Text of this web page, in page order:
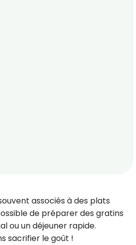
associés à des plats
de préparer des gratins
ou un déjeuner rapide.
sacrifier le goût !